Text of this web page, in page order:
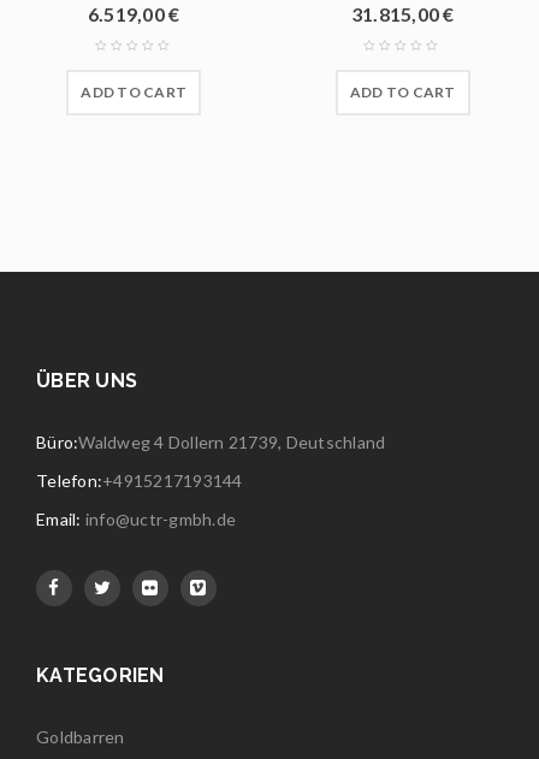
6.519,00€
ADD TO CART
31.815,00€
ADD TO CART
ÜBER UNS
Büro:Waldweg 4 Dollern 21739, Deutschland
Telefon:+4915217193144
Email: info@uctr-gmbh.de
KATEGORIEN
Goldbarren